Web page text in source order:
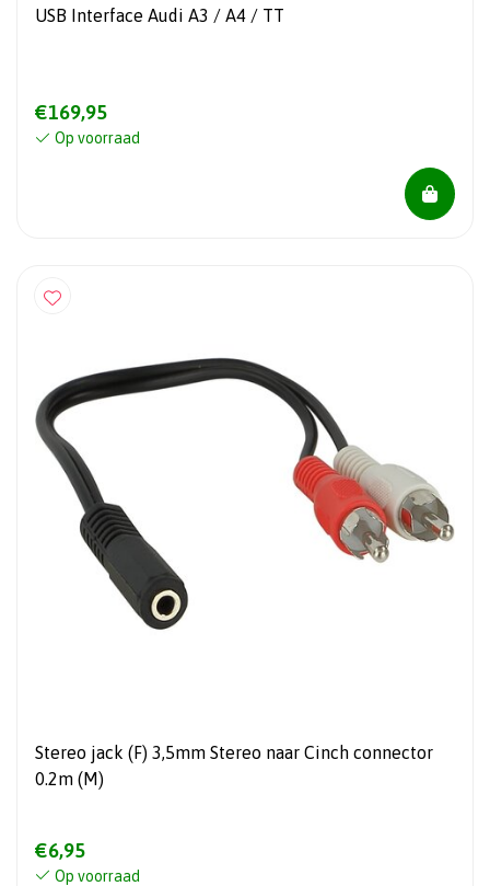
USB Interface Audi A3 / A4 / TT
€169,95
Op voorraad
Stereo jack (F) 3,5mm Stereo naar Cinch connector
0.2m (M)
€6,95
Op voorraad